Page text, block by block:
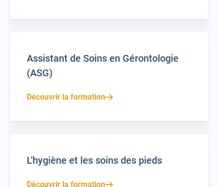
Assistant de Soins en Gérontologie
(ASG)
Découvrir la formation
L’hygiène et les soins des pieds
Découvrir la formation